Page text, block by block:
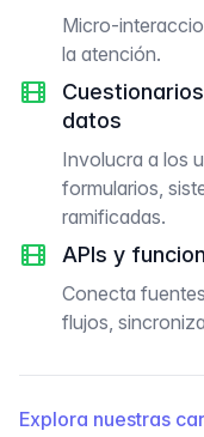
Micro-
la atención.
datos
Involucra a los
formularios,
ramificadas.
APIs y
Conecta
flujos,
Explora nuestras